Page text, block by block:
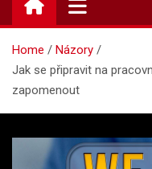
Home
Názory
Jak se připravit na
zapomenout